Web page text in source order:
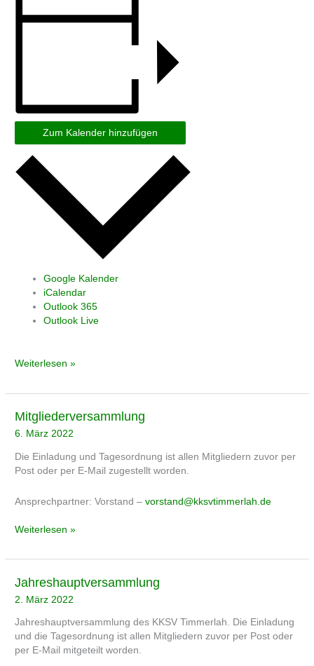
Zum Kalender hinzufügen
Google Kalender
iCalendar
Outlook 365
Outlook Live
Weiterlesen »
Mitgliederversammlung
6. März 2022
Die Einladung und Tagesordnung ist allen Mitgliedern zuvor per
Post oder per E-Mail zugestellt worden.
Ansprechpartner: Vorstand –vorstand@kksvtimmerlah.de
Mitgliederversammlung
Weiterlesen »
Jahreshauptversammlung
2. März 2022
Jahreshauptversammlung des KKSV Timmerlah. Die Einladung
und die Tagesordnung ist allen Mitgliedern zuvor per Post oder
per E-Mail mitgeteilt worden.
Jahreshauptversammlung